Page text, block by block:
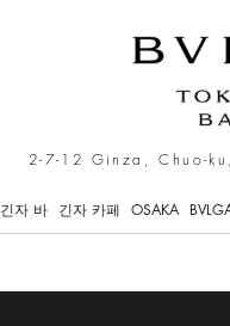
2-7-12 Ginza, Chuo-
긴자 바 긴자 카페 OSAKA